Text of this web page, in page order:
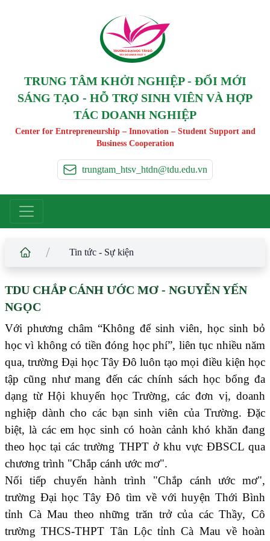
TRƯỜNG ĐẠI HỌC TÂY ĐÔ
TAY DO UNIVERSIT Y
TRUNG TÂM KHỞI NGHIỆP - ĐỔI MỚI
SÁNG TẠO - HỖ TRỢ SINH VIÊN VÀ HỢP
TÁC DOANH NGHIỆP
Center for Entrepreneurship – Innovation – Student Support and
Business Cooperation
trungtam_htsv_htdn@tdu.edu.vn
/ Tin tức - Sự kiện
TDU CHẮP CÁNH ƯỚC MƠ - NGUYỄN YẾN
NGỌC
Với phương châm “Không để sinh viên, học sinh bỏ
học vì không có tiền đóng học phí”, liên tục nhiều năm
qua, trường Đại học Tây Đô luôn tạo mọi điều kiện học
tập cũng như mang đến các chính sách học bổng đa
dạng từ Hội khuyến học Trường, các đơn vị, doanh
nghiệp dành cho các bạn sinh viên của Trường. Đặc
biệt, là các em học sinh có hoàn cảnh khó khăn đang
theo học tại các trường THPT ở khu vực ĐBSCL qua
chương trình "Chắp cánh ước mơ".
Nối tiếp chuyến hành trình "Chắp cánh ước mơ",
trường Đại học Tây Đô tìm về với huyện Thới Bình
tỉnh Cà Mau theo những trăn trở của các Thầy, Cô
trường THCS-THPT Tân Lộc tỉnh Cà Mau về hoàn